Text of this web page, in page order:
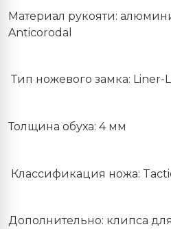
Материал рукояти:
Anticorodal
Тип ножевого замка: Liner-
Толщина обуха: 4 мм
Классификация ножа:
Дополнительно: клипса